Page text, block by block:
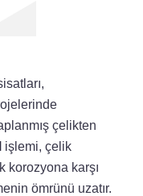
çelikten
işlemi, çelik
korozyona karşı
ömrünü uzatır.